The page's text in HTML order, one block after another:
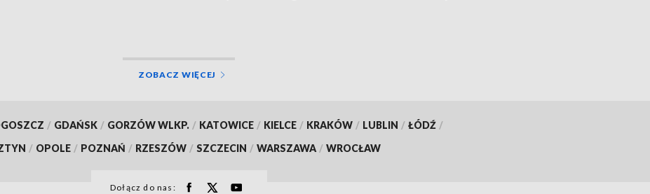
ZOBACZ WIĘCEJ
/ GDAŃSK / GORZÓW WLKP. / KATOWICE / KIELCE / KRAKÓW / LUBLIN / ŁÓDŹ /
/ OPOLE / POZNAŃ / RZESZÓW / SZCZECIN / WARSZAWA / WROCŁAW
Dołącz do nas: